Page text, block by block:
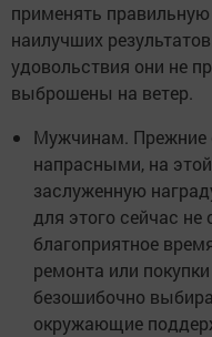
применять
наилучших
удовольствия они не
выброшены на ветер.
Мужчинам. Прежние
напрасными, на
заслуженную
для этого сейчас не
благоприятное
ремонта или
безошибочно
окружающие